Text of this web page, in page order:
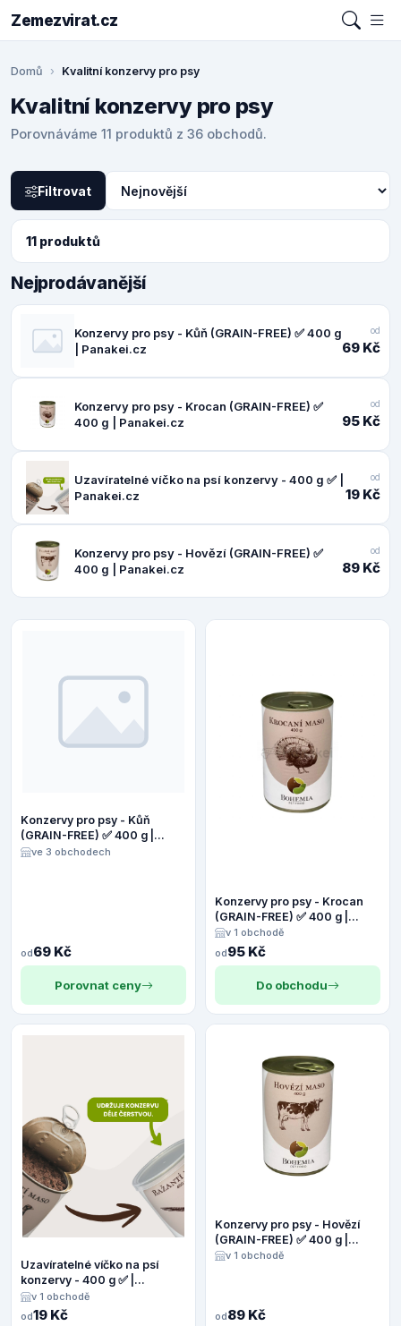
Zemezvirat.cz
Domů Kvalitní konzervy pro psy
Kvalitní konzervy pro psy
Porovnáváme 11 produktů z 36 obchodů.
Filtrovat
11 produktů
Nejprodávanější
Konzervy pro psy - Kůň (GRAIN-FREE) ✅ 400 g
| Panakei.cz
od
69 Kč
Konzervy pro psy - Krocan (GRAIN-FREE) ✅
400 g | Panakei.cz
od
95 Kč
Uzavíratelné víčko na psí konzervy - 400 g ✅ |
Panakei.cz
od
19 Kč
Konzervy pro psy - Hovězí (GRAIN-FREE) ✅
400 g | Panakei.cz
od
89 Kč
Konzervy pro psy - Kůň
(GRAIN-FREE) ✅ 400 g |
Panakei.cz
ve 3 obchodech
od69 Kč
Porovnat ceny
Konzervy pro psy - Krocan
(GRAIN-FREE) ✅ 400 g |
Panakei.cz
v 1 obchodě
od95 Kč
Do obchodu
Uzavíratelné víčko na psí
konzervy - 400 g ✅ |
Panakei.cz
v 1 obchodě
od19 Kč
Konzervy pro psy - Hovězí
(GRAIN-FREE) ✅ 400 g |
Panakei.cz
v 1 obchodě
od89 Kč